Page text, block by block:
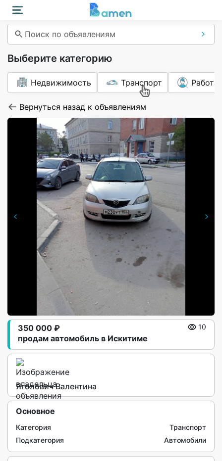
Поиск по объявлениям
Выберите категорию
Недвижимость Транспорт Работа
Вернуться назад к объявлениям
продам автомобиль в Искитиме
350 000 ₽ 10
Яголович Валентина
Основное
Категория
Транспорт
Подкатегория
Автомобили